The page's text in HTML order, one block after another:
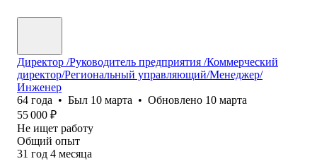
Директор /Руководитель предприятия /Коммерческий
директор/Региональный управляющий/Менеджер/
Инженер
64 года • Был 10 марта • Обновлено 10 марта
55 000 ₽
Не ищет работу
Общий опыт
31 год 4 месяца